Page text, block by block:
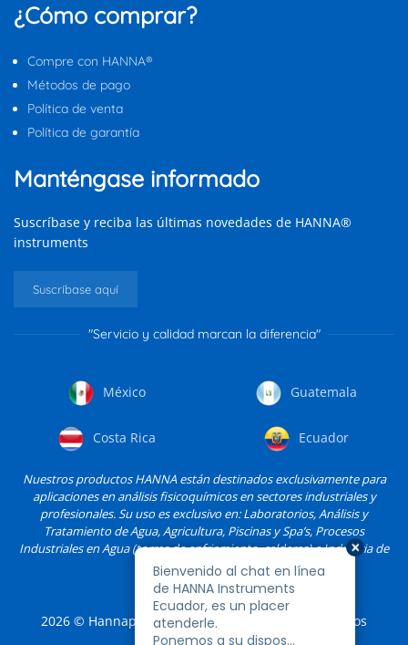
¿Cómo comprar?
Compre con HANNA®
Métodos de pago
Política de venta
Política de garantía
Manténgase informado
Suscríbase y reciba las últimas novedades de HANNA®
instruments
Suscríbase aquí
"Servicio y calidad marcan la diferencia"
México Guatemala
Costa Rica Ecuador
Nuestros productos HANNA están destinados exclusivamente para
aplicaciones en análisis fisicoquímicos en sectores industriales y
profesionales. Su uso es exclusivo en: Laboratorios, Análisis y
Tratamiento de Agua, Agricultura, Piscinas y Spa’s, Procesos
Industriales en Agua (torres de enfriamiento, calderas) e Industria de
Alimentos, entre otros.
2026 © Hannapro, S.A. de C.V. y sus filiales. Todos los
derechos reservados.